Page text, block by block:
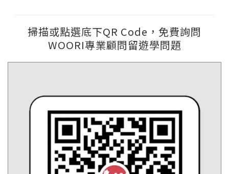
掃描或點選底下QR Code，免費詢問
WOORI專業顧問留遊學問題